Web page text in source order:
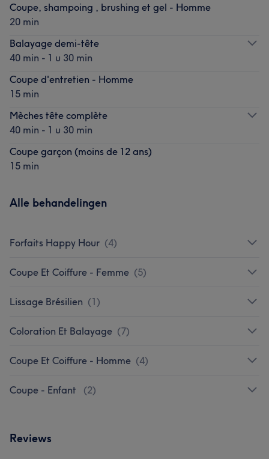
Coupe, shampoing , brushing et gel - Homme
20 min
Balayage demi-tête
40 min - 1 u 30 min
Coupe d'entretien - Homme
15 min
Mèches tête complète
40 min - 1 u 30 min
Coupe garçon (moins de 12 ans)
15 min
Alle behandelingen
Forfaits Happy Hour (4)
Coupe Et Coiffure - Femme (5)
Lissage Brésilien (1)
Coloration Et Balayage (7)
Coupe Et Coiffure - Homme (4)
Coupe - Enfant (2)
Reviews